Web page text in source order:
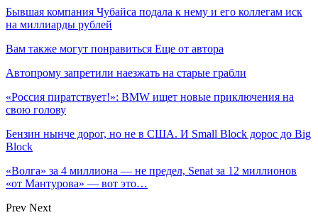
Бывшая компания Чубайса подала к нему и его коллегам иск
на миллиарды рублей
Вам также могут понравиться Еще от автора
Автопрому запретили наезжать на старые грабли
«Россия пиратствует!»: BMW ищет новые приключения на
свою голову
Бензин нынче дорог, но не в США. И Small Block дорос до Big
Block
«Волга» за 4 миллиона — не предел, Senat за 12 миллионов
«от Мантурова» — вот это…
Prev Next